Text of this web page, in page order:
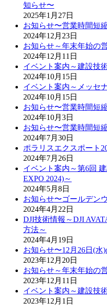
知らせ〜
2025年1月27日
お知らせ〜営業時間短
2024年12月23日
お知らせ～年末年始の
2024年12月11日
イベント案内～建設技
2024年10月15日
イベント案内～メッセ
2024年10月15日
お知らせ〜営業時間短
2024年10月3日
お知らせ〜営業時間短
2024年7月30日
ポラリスエクスポート
2024年7月26日
イベント案内～第6回
EXPO 2024)～
2024年5月8日
お知らせ〜ゴールデン
2024年4月22日
DJI技術情報～DJI
方法～
2024年4月19日
お知らせ〜12月26日(
2023年12月20日
お知らせ～年末年始の
2023年12月11日
イベント案内～建設技
2023年12月1日